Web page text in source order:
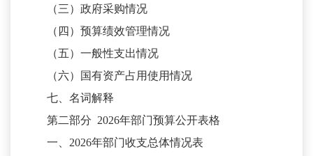
（三）政府采购情况
（四）预算绩效管理情况
（五）一般性支出情况
（六）国有资产占用使用情况
七、名词解释
第二部分 2026年部门预算公开表格
一、 2026年部门收支总体情况表